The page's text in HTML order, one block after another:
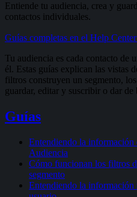
Entiende tu audiencia, crea y
contactos individuales.
Guías completas en el Help Center
Tu audiencia es cada contacto de
él. Estas guías explican las vistas
filtros construyen un segmento,
guardar, editar y suscribir o dar de
Guías
Entendiendo la información
Audiencia
Cómo funcionan los filtros
segmento
Entendiendo la información